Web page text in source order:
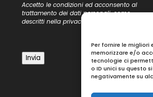
Per fornire le migliori
memorizzare e/o
tecnologie ci
o ID unici su questo
negativamente su
Accetto le condizioni ed acconsento al
trattamento dei dati personali, come
descritti nellaprivacy policy
Invia